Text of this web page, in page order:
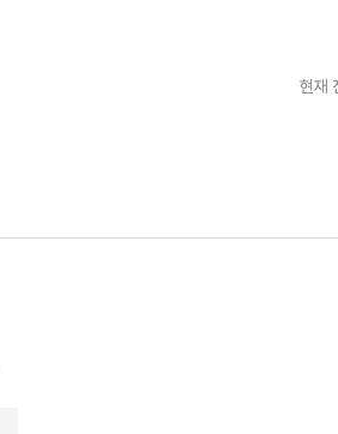
현재